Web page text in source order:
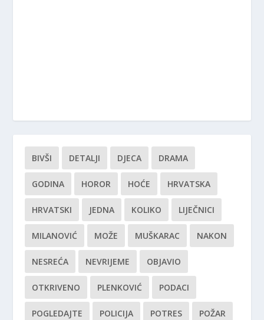
BIVŠI DETALJI DJECA DRAMA
GODINA HOROR HOĆE HRVATSKA
HRVATSKI JEDNA KOLIKO LIJEČNICI
MILANOVIĆ MOŽE MUŠKARAC NAKON
NESREĆA NEVRIJEME OBJAVIO
OTKRIVENO PLENKOVIĆ PODACI
POGLEDAJTE POLICIJA POTRES POŽAR